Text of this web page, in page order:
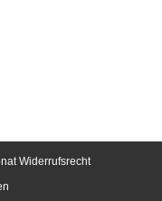
Widerrufsrecht